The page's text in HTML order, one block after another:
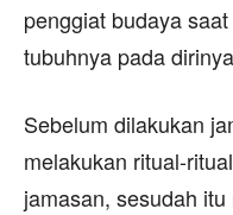
penggiat budaya
tubuhnya pada
Sebelum dilakukan
melakukan ritual-
jamasan, sesudah